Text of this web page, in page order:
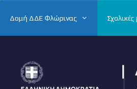
Δομή ΔΔΕ Φλώρινας